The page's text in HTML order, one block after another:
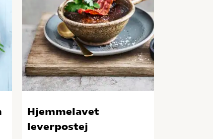
Hjemmelavet
leverpostej